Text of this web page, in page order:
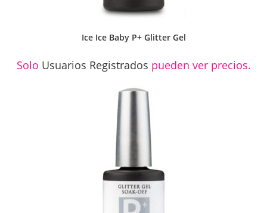
Ice Ice Baby P+ Glitter Gel
Solo Usuarios Registrados pueden ver precios.